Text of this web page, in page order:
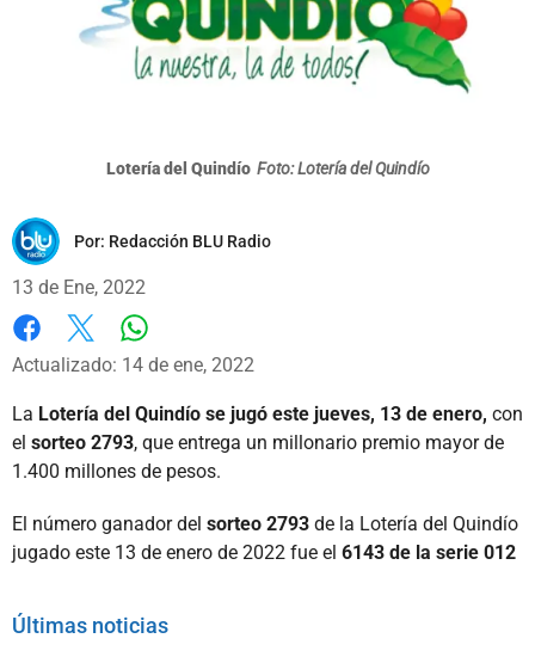
Lotería del Quindío Foto: Lotería del Quindío
Por: Redacción BLU Radio
13 de Ene, 2022
Facebook
X
Actualizado: 14 de ene, 2022
La Lotería del Quindío se jugó este jueves, 13 de enero, con
el sorteo 2793, que entrega un millonario premio mayor de
1.400 millones de pesos.
El número ganador del sorteo 2793 de la Lotería del Quindío
jugado este 13 de enero de 2022 fue el 6143 de la serie 012
Últimas noticias